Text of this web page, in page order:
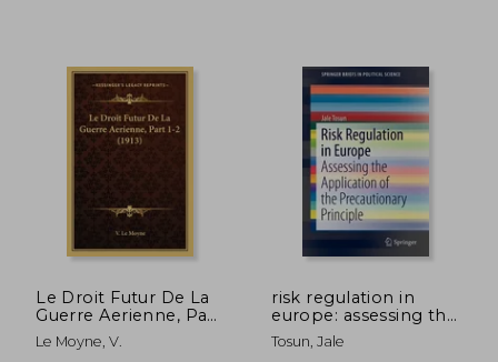
$ 1.565
Le Droit Futur De La
Guerre Aerienne, Part
1-2 (1913) (en Francés)
Le Moyne, V.
risk regulation in
europe: assessing the
application of the
precautionary
Tosun, Jale